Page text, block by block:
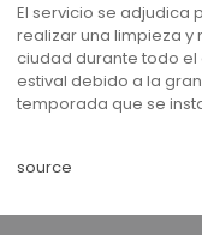
El servicio se adjudica
realizar una limpieza y
ciudad durante todo
estival debido a la
temporada que se
source